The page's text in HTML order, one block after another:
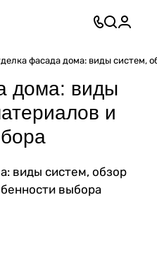
фасада дома: виды систем,
дома: виды
и